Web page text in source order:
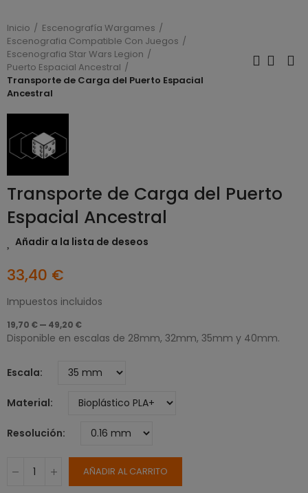
Inicio
Escenografía Wargames
Escenografia Compatible Con Juegos
Escenografia Star Wars Legion
Puerto Espacial Ancestral
Transporte de Carga del Puerto Espacial
Ancestral
Transporte de Carga del Puerto
Espacial Ancestral
Añadir a la lista de deseos
33,40 €
Impuestos incluidos
19,70 € — 49,20 €
Disponible en escalas de 28mm, 32mm, 35mm y 40mm.
Escala
Material
Resolución
AÑADIR AL CARRITO